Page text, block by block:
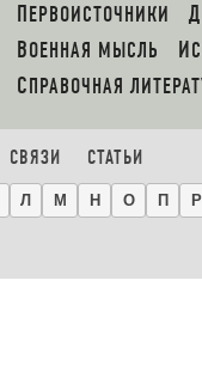
ПЕРВОИСТОЧНИКИ
ВОЕННАЯ МЫСЛЬ
СПРАВОЧНАЯ
СВЯЗИ СТАТЬИ
Л М Н О П Р